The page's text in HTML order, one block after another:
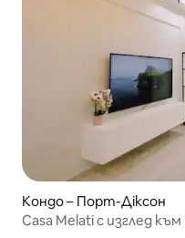
Кондо – Порт-Діксон
Casa Melati с изглед